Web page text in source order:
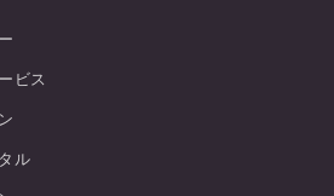
ビス
ル